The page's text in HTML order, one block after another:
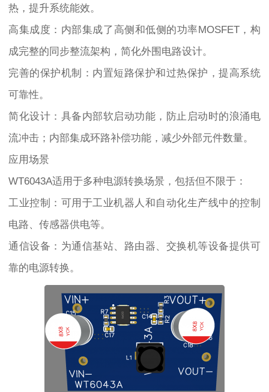
热，提升系统能效。
高集成度：内部集成了高侧和低侧的功率MOSFET，构
成完整的同步整流架构，简化外围电路设计。
完善的保护机制：内置短路保护和过热保护，提高系统
可靠性。
简化设计：具备内部软启动功能，防止启动时的浪涌电
流冲击；内部集成环路补偿功能，减少外部元件数量。
应用场景
WT6043A适用于多种电源转换场景，包括但不限于：
工业控制：可用于工业机器人和自动化生产线中的控制
电路、传感器供电等。
通信设备：为通信基站、路由器、交换机等设备提供可
靠的电源转换。